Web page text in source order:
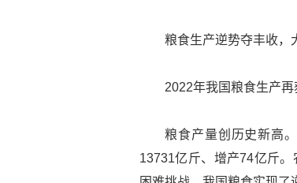
粮食生产逆势夺丰收，
2022年我国粮食生产再
粮食产量创历史新高
13731亿斤、增产74亿斤